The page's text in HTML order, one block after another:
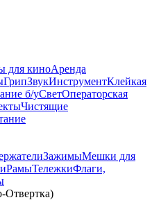
для киноАренда
ГрипЗвукИнструментКлейкая
б/уСветОператорская
Чистящие
ЗажимыМешки для
РамыТележкиФлаги,
Отвертка)